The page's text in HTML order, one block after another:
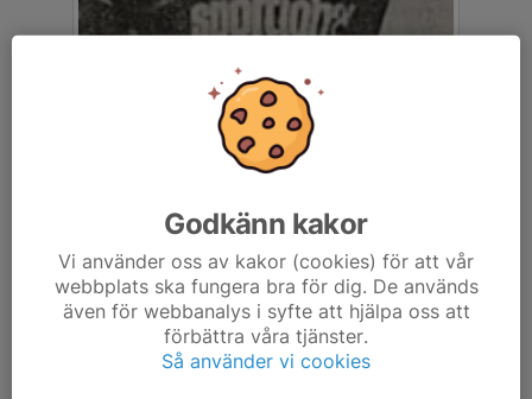
Godkänn kakor
Vi använder oss av kakor (cookies) för att vår
webbplats ska fungera bra för dig. De används
även för webbanalys i syfte att hjälpa oss att
förbättra våra tjänster.
Så använder vi cookies